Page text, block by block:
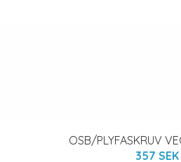
OSB/PLYFASKRUV
357 SEK